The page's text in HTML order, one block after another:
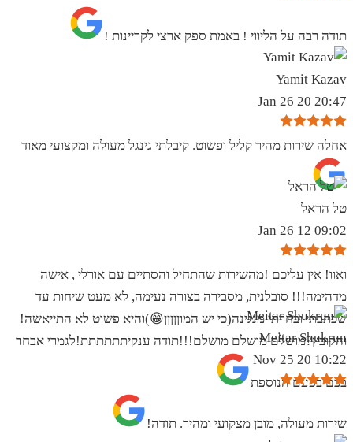
תודה רבה על הליווי ! באמת ספק ארצי לקריינות !
Yamit Kazav
20:47 20 Jan 26
אחלה שירות מהיר קליל ופשוט. קיבלתי גינגל מעולה ומקצועי מאוד
טל הראל
09:02 12 Jan 26
ואוו! אין עליכם !מהשירות שהתחיל והסתיים עם אורלי , אישה
מדהימה!!! סובלנית, מסבירה בצורה נעימה, לא מעט שיחות עד
שכתבתי ובחרתי מנגינה(כי יש המוןןןןן😁)והיא פשוט לא התייאשה!
והקובץ?מושלם מושלם מושלם!!!תודה ענקיתתתתתת!לגמרי אבחר
בכם בפעם הנוספת
Meitar Shukrun
10:22 20 Nov 25
שירות מעולה, מובן מצקועי ומהיר. תודה!